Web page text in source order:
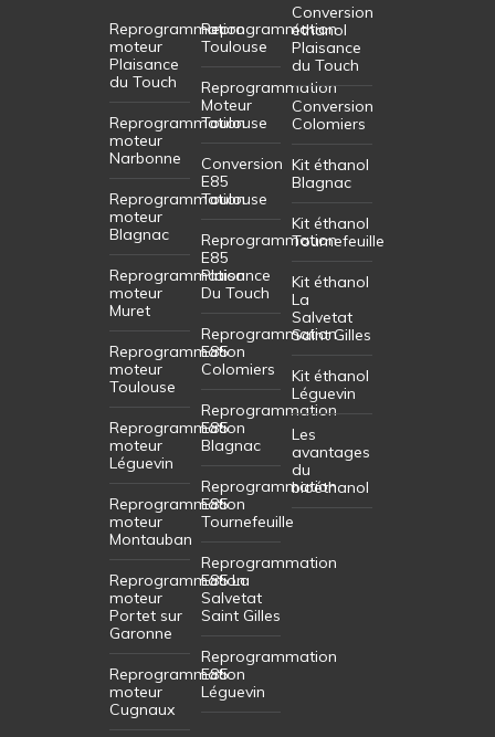
Reprogrammation
moteur
Plaisance
du Touch
Reprogrammation
moteur
Narbonne
Reprogrammation
moteur
Blagnac
Reprogrammation
moteur
Muret
Reprogrammation
moteur
Toulouse
Reprogrammation
moteur
Léguevin
Reprogrammation
moteur
Montauban
Reprogrammation
moteur
Portet sur
Garonne
Reprogrammation
moteur
Cugnaux
Reprogrammation
Toulouse
Reprogrammation
Moteur
Toulouse
Conversion
E85
Toulouse
Reprogrammation
E85
Plaisance
Du Touch
Reprogrammation
E85
Colomiers
Reprogrammation
E85
Blagnac
Reprogrammation
E85
Tournefeuille
Reprogrammation
E85 La
Salvetat
Saint Gilles
Reprogrammation
E85
Léguevin
Conversion
éthanol
Plaisance
du Touch
Conversion
Colomiers
Kit éthanol
Blagnac
Kit éthanol
Tournefeuille
Kit éthanol
La
Salvetat
Saint Gilles
Kit éthanol
Léguevin
Les
avantages
du
bioéthanol